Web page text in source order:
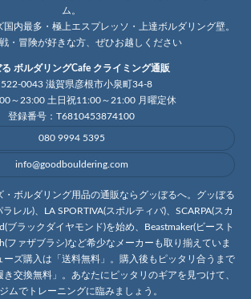
ム。
内最多・極上エスプレッソ・上達ボルダリング壁。
・冒険が好きな方、ぜひお越しください
る ボルダリングCafe クライミング通販
0043 滋賀県彦根市小泉町34-8
～23:00 土日祝11:00～21:00 月曜定休
登録番号：T6810453874100
080 9994 5395
info@goodbouldering.com
・ボルダリング用品の通販ならグッぼるへ。グッぼる
レル)、LA SPORTIVA(スポルティバ)、SCARPA(スカ
ブラックダイヤモンド)を始め、Beastmaker(ビースト
ファザブラシ)など希少なメーカーも取り揃えていま
ーズ購入は「送料無料」。購入後もピッタリ合うまで
交換無料」。あなたにピッタリのギアを見つけて、
ムでトレーニングに臨みましょう。